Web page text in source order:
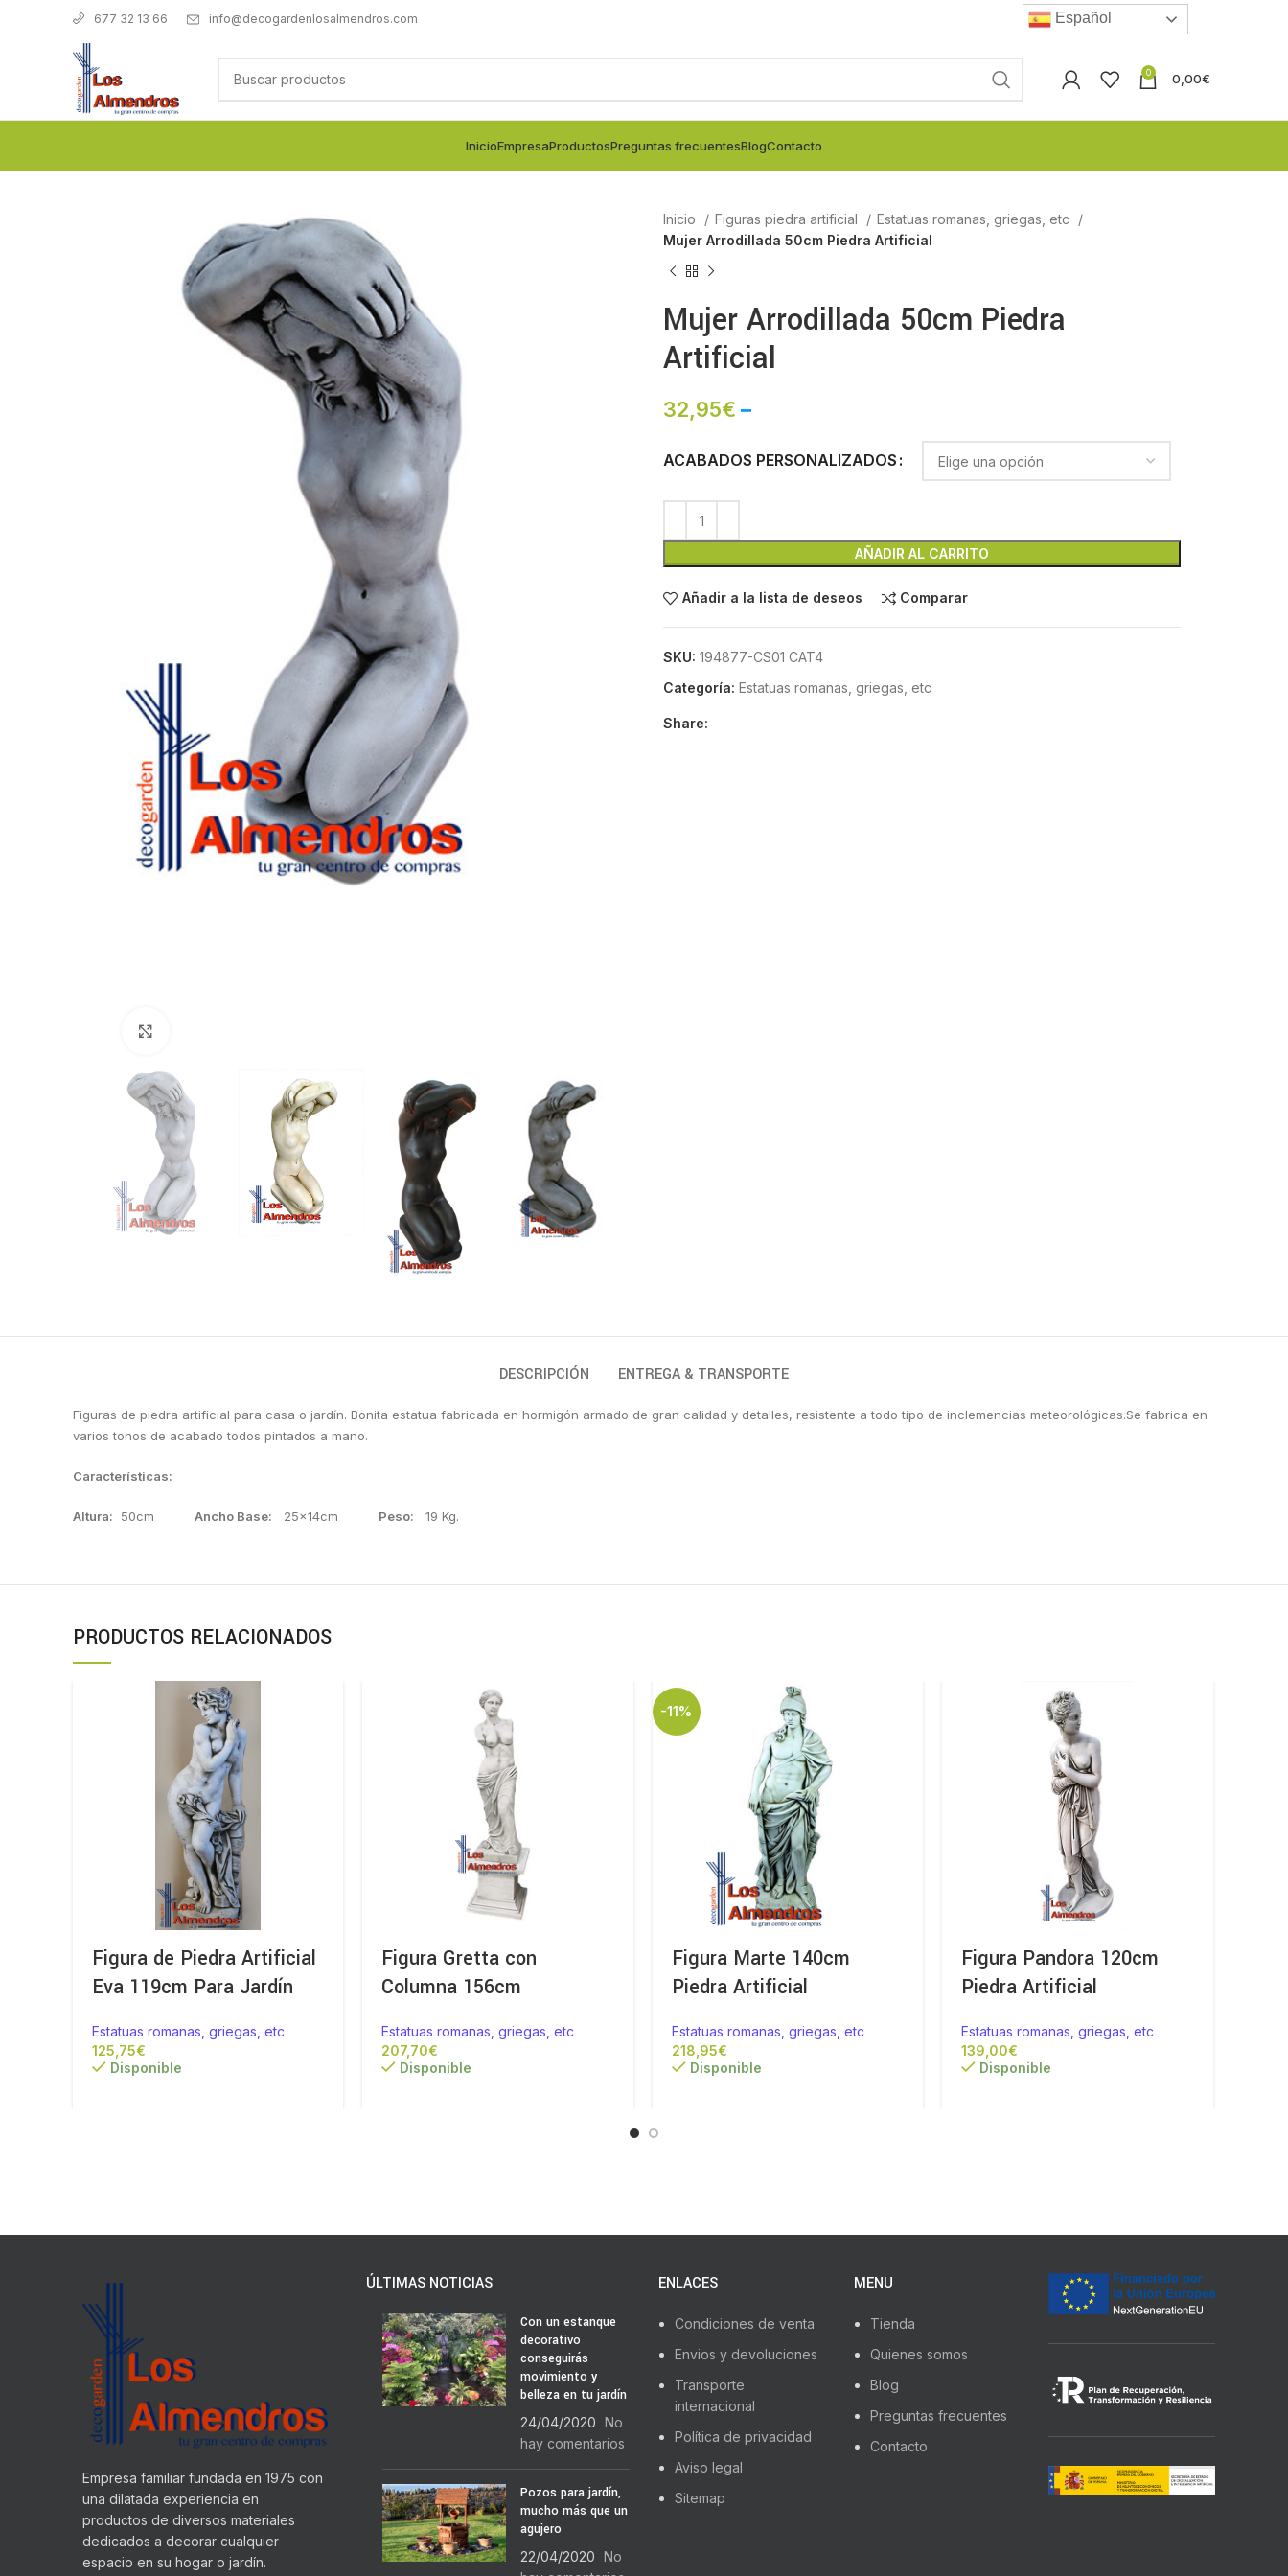
677 32 13 66 info@decogardenlosalmendros.com Español
0 0,00€
InicioEmpresaProductosPreguntas frecuentesBlogContacto
Inicio Figuras piedra artificial
Estatuas romanas, griegas, etc
Mujer Arrodillada 50cm Piedra Artificial
Mujer Arrodillada 50cm Piedra
Artificial
32,95€ –
ACABADOS PERSONALIZADOS
AÑADIR AL CARRITO
Añadir a la lista de deseos Comparar
SKU: 194877-CS01 CAT4
Categoría: Estatuas romanas, griegas, etc
Share:
DESCRIPCIÓN ENTREGA & TRANSPORTE
Figuras de piedra artificial para casa o jardín. Bonita estatua fabricada en hormigón armado de gran calidad y detalles, resistente a todo tipo de inclemencias meteorológicas.Se fabrica en
varios tonos de acabado todos pintados a mano.
Características:
Altura: 50cm Ancho Base: 25x14cm Peso: 19 Kg.
PRODUCTOS RELACIONADOS
Figura de Piedra Artificial
Eva 119cm Para Jardín
Estatuas romanas, griegas, etc
€
Disponible
Figura Gretta con
Columna 156cm
Estatuas romanas, griegas, etc
€
Disponible
-11%
Figura Marte 140cm
Piedra Artificial
Estatuas romanas, griegas, etc
€
Disponible
Figura Pandora 120cm
Piedra Artificial
Estatuas romanas, griegas, etc
€
Disponible
Empresa familiar fundada en 1975 con
una dilatada experiencia en
productos de diversos materiales
dedicados a decorar cualquier
espacio en su hogar o jardín.
ÚLTIMAS NOTICIAS
Con un estanque
decorativo
conseguirás
movimiento y
belleza en tu jardín
24/04/2020 No
hay comentarios
Pozos para jardín,
mucho más que un
agujero
22/04/2020 No
ENLACES
Condiciones de venta
Envios y devoluciones
Transporte
internacional
Política de privacidad
Aviso legal
Sitemap
MENU
Tienda
Quienes somos
Blog
Preguntas frecuentes
Contacto